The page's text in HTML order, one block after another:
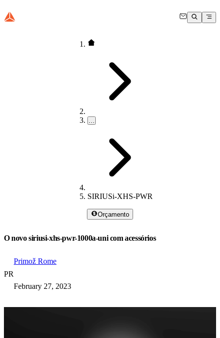
…
SIRIUSi-XHS-PWR
Orçamento
O novo siriusi-xhs-pwr-1000a-uni com acessórios
PR
Primož Rome
February 27, 2023